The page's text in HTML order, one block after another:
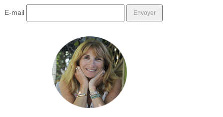
E-mail